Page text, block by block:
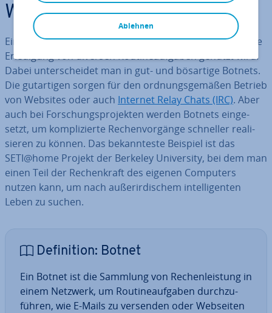
Was ist ein Botnet?
Ein Botnet ist einNetzwerk aus Computern, das für die
Er­le­di­gung von diversen Rou­ti­ne­auf­ga­ben genutzt wird.
Dabei un­ter­schei­det man in gut- und bösartige Botnets.
Die gut­ar­ti­gen sorgen für den ord­nungs­ge­mä­ßen Betrieb
von Websites oder auch Internet Relay Chats (IRC). Aber
auch bei For­schungs­pro­jek­ten werden Botnets ein­ge­
setzt, um kom­pli­zier­te Re­chen­vor­gän­ge schneller rea­li­
sie­ren zu können. Das be­kann­tes­te Beispiel ist das
SETI@home Projekt der Berkeley Uni­ver­si­ty, bei dem man
einen Teil der Re­chen­kraft des eigenen Computers
nutzen kann, um nach au­ßer­ir­di­schem in­tel­li­gen­ten
Leben zu suchen.
De­fi­ni­ti­on: Botnet
Ein Botnet ist die Sammlung von Re­chen­leis­tung in
einem Netzwerk, um Rou­ti­ne­auf­ga­ben durch­zu­
füh­ren, wie E-Mails zu versenden oder Webseiten
Ablehnen